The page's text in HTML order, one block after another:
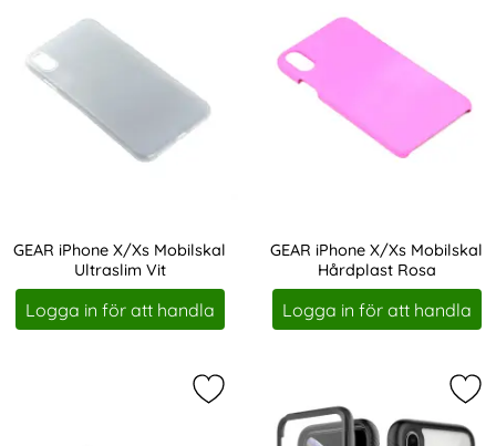
GEAR iPhone X/Xs Mobilskal
Ultraslim Vit
Art. nr 208371
Logga in för att handla
GEAR iPhone X/Xs Mobilskal
Hårdplast Rosa
Art. nr 208440
Logga in för att handla
Markera gEAR iPhone X/Xs